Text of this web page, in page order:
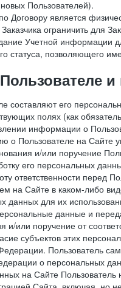
Пользователей).
Договору является
ограничить для
Учетной информации
статуса, позволяющего
его
полях (как
информации о
о Пользователе на Сайте
и/или поручение
его персональных
ответственности перед
на Сайте в каком-либо
данных для их
данные и
и/или поручение от
субъектов этих
Пользователь
о персональных
на Сайте Пользователь